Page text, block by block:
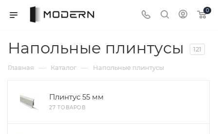
0
Напольные плинтусы 121
Главная — Каталог — Напольные плинтусы
Плинтус 55 мм
27 ТОВАРОВ